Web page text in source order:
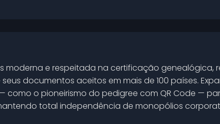
moderna e respeitada na certificação genealógica,
documentos aceitos em mais de 100 países.
o pioneirismo do pedigree com QR Code —
total independência de monopólios